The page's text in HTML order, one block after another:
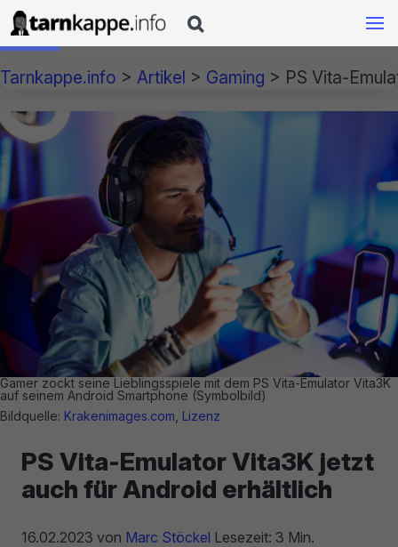

Tarnkappe.info > Artikel > Gaming > PS Vita-
Gamer zockt seine Lieblingsspiele mit dem PS Vita-Emulator Vita3K
auf seinem Android Smartphone (Symbolbild)
Bildquelle: Krakenimages.com Lizenz
PS Vita-Emulator Vita3K jetzt
auch für Android erhältlich
16.02.2023 von Marc Stöckel Lesezeit: 3 Min.